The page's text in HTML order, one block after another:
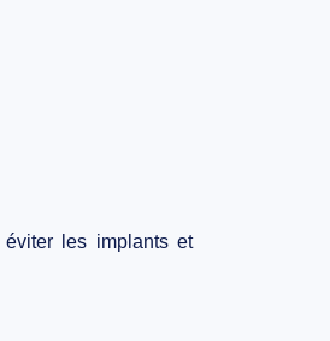
éviter les implantset